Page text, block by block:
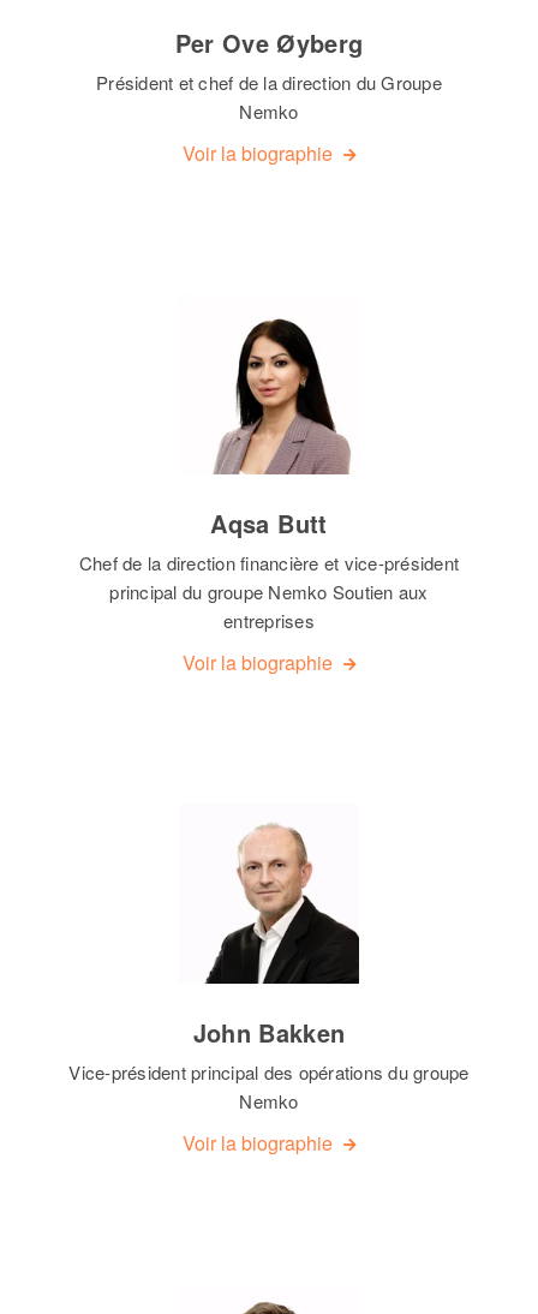
Per Ove Øyberg
Président et chef de la direction du Groupe
Nemko
Voir la biographie
Aqsa Butt
Chef de la direction financière et vice-président
principal du groupe Nemko Soutien aux
entreprises
Voir la biographie
John Bakken
Vice-président principal des opérations du groupe
Nemko
Voir la biographie